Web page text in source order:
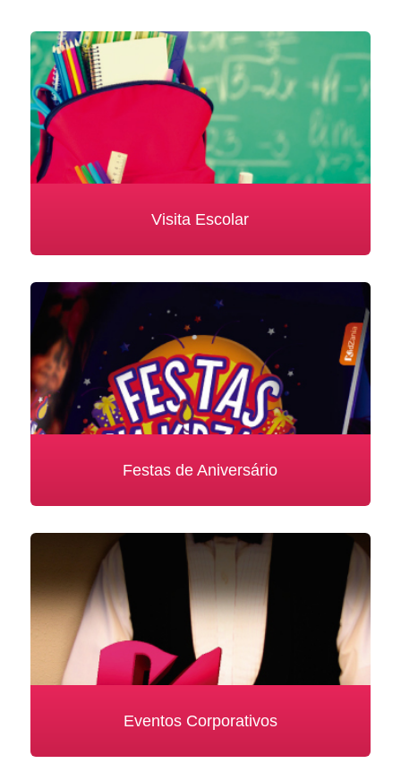
Visita Escolar
Festas de Aniversário
Eventos Corporativos